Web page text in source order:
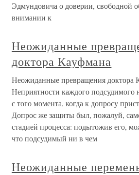
Эдмундовича о доверии, свободной
внимании к
Неожиданные
доктора Кауфмана
Неожиданные превращения доктора
Неприятности каждого подсудимого
с того момента, когда к допросу
Допрос же защиты был, пожалуй,
стадией процесса: подытожив его,
что подсудимый ни в чем
Неожиданные